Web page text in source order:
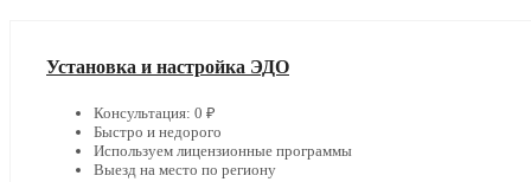
Установка и настройка ЭДО
Консультация: 0 ₽
Быстро и недорого
Используем лицензионные программы
Выезд на место по региону